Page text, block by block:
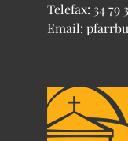
Telefax: 34 79
Email: